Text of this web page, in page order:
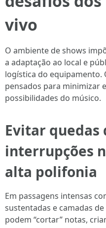
vivo
O ambiente de shows
a adaptação ao local e
logística do equipamento.
pensados para minimizar
possibilidades do músico.
Evitar quedas
interrupções
alta polifonia
Em passagens intensas
sustentadas e camadas
podem “cortar” notas,